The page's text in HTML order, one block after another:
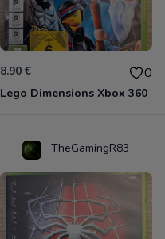
8.90 € 0
Lego Dimensions Xbox 360
TheGamingR83